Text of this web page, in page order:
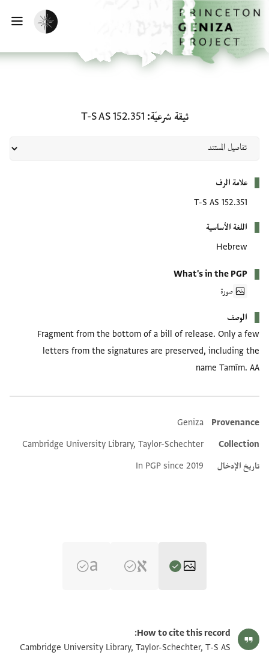
إلى المحتوى الرئيسي
الرئيسية
تفعيل الوضع المظلم
ثيقة شرعيّة T-S AS 152.351
علامة الرف
T-S AS 152.351
اللغة الأساسية
Hebrew
What's in the PGP
صورة
الوصف
Fragment from the bottom of a bill of release. Only a few
letters from the signatures are preserved, including the
name Tamīm. AA
Additional metadata
Provenance
Geniza
Collection
Cambridge University Library, Taylor-Schechter
تاريخ الإدخال
In PGP since 2019
T-S AS 152.351 1v تكبير و تدوير
How to cite this record:
Cambridge University Library, Taylor-Schechter, T-S AS